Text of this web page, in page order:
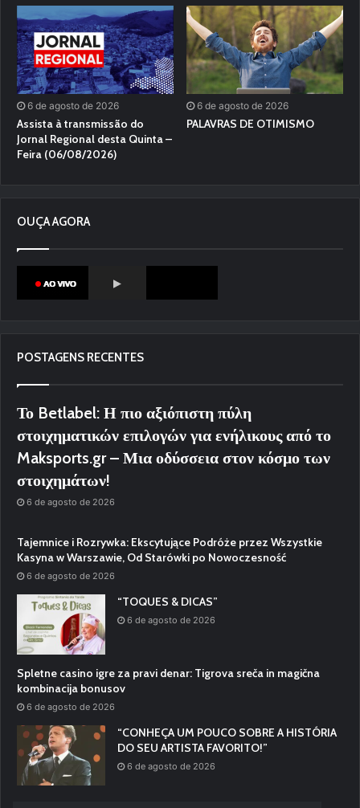
6 de agosto de 2026
Assista à transmissão do
Jornal Regional desta Quinta –
Feira (06/08/2026)
6 de agosto de 2026
PALAVRAS DE OTIMISMO
OUÇA AGORA
POSTAGENS RECENTES
Το Betlabel: Η πιο αξιόπιστη πύλη
στοιχηματικών επιλογών για ενήλικους από το
Maksports.gr – Μια οδύσσεια στον κόσμο των
στοιχημάτων!
6 de agosto de 2026
Tajemnice i Rozrywka: Ekscytujące Podróże przez Wszystkie
Kasyna w Warszawie, Od Starówki po Nowoczesność
6 de agosto de 2026
“TOQUES & DICAS”
6 de agosto de 2026
Spletne casino igre za pravi denar: Tigrova sreča in magična
kombinacija bonusov
6 de agosto de 2026
“CONHEÇA UM POUCO SOBRE A HISTÓRIA
DO SEU ARTISTA FAVORITO!”
6 de agosto de 2026